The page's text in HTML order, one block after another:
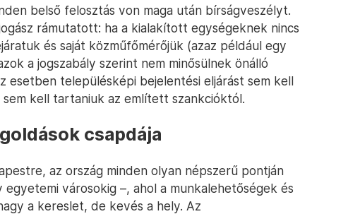
belső felosztás von maga után bírságveszélyt.
rámutatott: ha a kialakított egységeknek nincs
és saját közműfőmérőjük (azaz például egy
a jogszabály szerint nem minősülnek önálló
esetben településképi bejelentési eljárást sem kell
kell tartaniuk az említett szankcióktól.
csapdája
az ország minden olyan népszerű pontján
városokig –, ahol a munkalehetőségek és
a kereslet, de kevés a hely. Az